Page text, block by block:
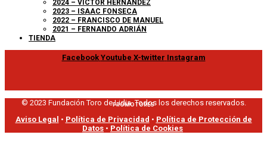
2024 – VÍCTOR HERNÁNDEZ
2023 – ISAAC FONSECA
2022 – FRANCISCO DE MANUEL
2021 – FERNANDO ADRIÁN
TIENDA
Facebook Youtube X-twitter Instagram
PROMOTORES
© 2023 Fundación Toro de Lidia. Todos los derechos reservados.
Aviso Legal • Política de Privacidad • Política de Protección de
Datos • Política de Cookies